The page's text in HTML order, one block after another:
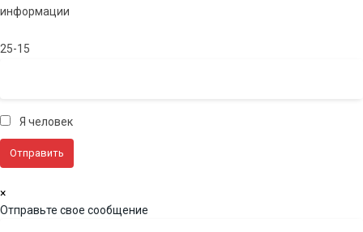
информации
25-15
Я человек
×
Отправьте свое сообщение